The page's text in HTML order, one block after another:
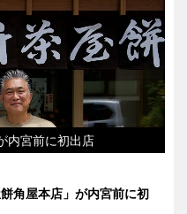
内宮前に初出店
角屋本店」が内宮前に初